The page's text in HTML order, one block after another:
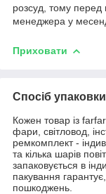
розсуд, тому
менеджера у
Приховати
Спосіб упаковки
Кожен товар із
фари, світловод,
ремкомплект -
та кілька шарів
запаковується в
пакування
пошкоджень.